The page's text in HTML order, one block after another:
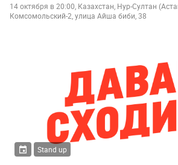
14 октября в 20:00, Казахстан, Нур-Султан
Комсомольский-2, улица Айша биби, 38
Stand up